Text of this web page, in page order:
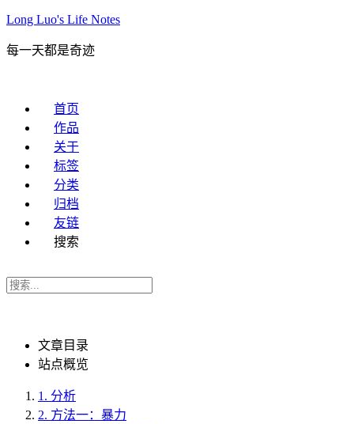
Long Luo's Life Notes
每一天都是奇迹
首页
作品
关于
标签
分类
归档
友链
搜索
文章目录
站点概览
1. 分析
2. 方法一：暴力